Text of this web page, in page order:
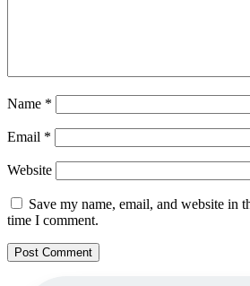
Name *
Email *
Website
Save my name, email, and website in
time I comment.